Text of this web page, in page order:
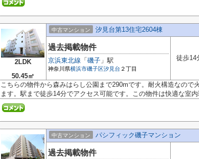
2LDK
50.45㎡
中古マンション 汐見台第13住宅2604棟
過去掲載物件
京浜東北線 「 磯子 」駅
神奈川県横浜市磯子区汐見台 ２丁目
徒歩14
こちらの物件から森みはらし公園まで290mです。耐火構造なので
ます。駅まで徒歩14分でアクセス可能です。この物件は快適な室
中古マンション パシフィック磯子マンション
過去掲載物件